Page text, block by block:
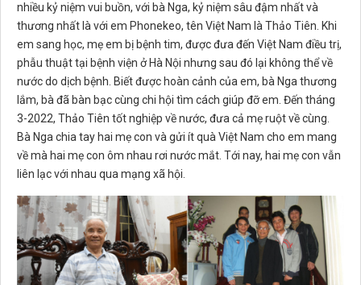
nhiều kỷ niệm vui buồn, với bà Nga, kỷ niệm sâu đậm nhất và
thương nhất là với em Phonekeo, tên Việt Nam là Thảo Tiên. Khi
em sang học, mẹ em bị bệnh tim, được đưa đến Việt Nam điều trị,
phẫu thuật tại bệnh viện ở Hà Nội nhưng sau đó lại không thể về
nước do dịch bệnh. Biết được hoàn cảnh của em, bà Nga thương
lắm, bà đã bàn bạc cùng chi hội tìm cách giúp đỡ em. Đến tháng
3-2022, Thảo Tiên tốt nghiệp về nước, đưa cả mẹ ruột về cùng.
Bà Nga chia tay hai mẹ con và gửi ít quà Việt Nam cho em mang
về mà hai mẹ con ôm nhau rơi nước mắt. Tới nay, hai mẹ con vẫn
liên lạc với nhau qua mạng xã hội.